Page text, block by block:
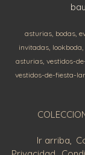
asturias bodas
invitadas lookboda
asturias vestidos-
vestidos-de-fiesta-
Ir arriba